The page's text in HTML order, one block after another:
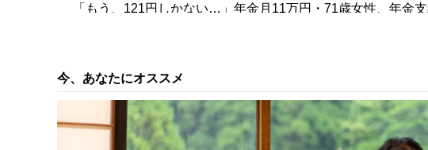
「もう、121円しかない…」年金月11万円・71歳女性、年金
今、あなたにオススメ